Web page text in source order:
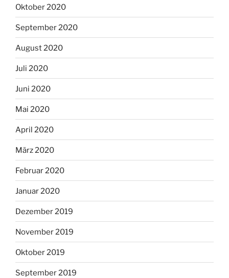
Oktober 2020
September 2020
August 2020
Juli 2020
Juni 2020
Mai 2020
April 2020
März 2020
Februar 2020
Januar 2020
Dezember 2019
November 2019
Oktober 2019
September 2019